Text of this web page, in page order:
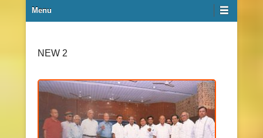
Primary Menu
Skip to content
Menu
NEW 2